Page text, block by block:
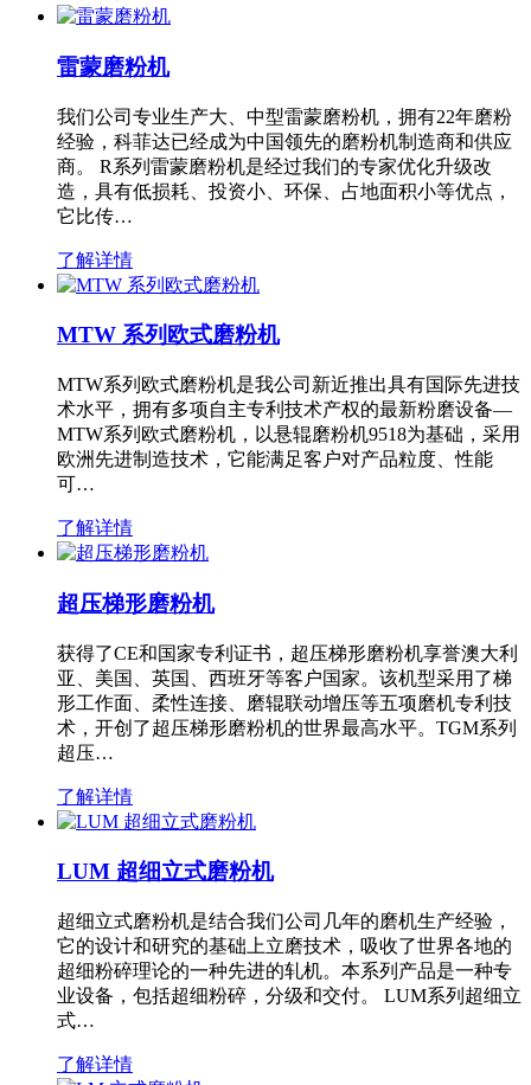
雷蒙磨粉机
我们公司专业生产大、中型雷蒙磨粉机，拥有22年磨粉
经验，科菲达已经成为中国领先的磨粉机制造商和供应
商。 R系列雷蒙磨粉机是经过我们的专家优化升级改
造，具有低损耗、投资小、环保、占地面积小等优点，
它比传…
了解详情
MTW 系列欧式磨粉机
MTW系列欧式磨粉机是我公司新近推出具有国际先进技
术水平，拥有多项自主专利技术产权的最新粉磨设备—
MTW系列欧式磨粉机，以悬辊磨粉机9518为基础，采用
欧洲先进制造技术，它能满足客户对产品粒度、性能
可…
了解详情
超压梯形磨粉机
获得了CE和国家专利证书，超压梯形磨粉机享誉澳大利
亚、美国、英国、西班牙等客户国家。该机型采用了梯
形工作面、柔性连接、磨辊联动增压等五项磨机专利技
术，开创了超压梯形磨粉机的世界最高水平。TGM系列
超压…
了解详情
LUM 超细立式磨粉机
超细立式磨粉机是结合我们公司几年的磨机生产经验，
它的设计和研究的基础上立磨技术，吸收了世界各地的
超细粉碎理论的一种先进的轧机。本系列产品是一种专
业设备，包括超细粉碎，分级和交付。 LUM系列超细立
式…
了解详情